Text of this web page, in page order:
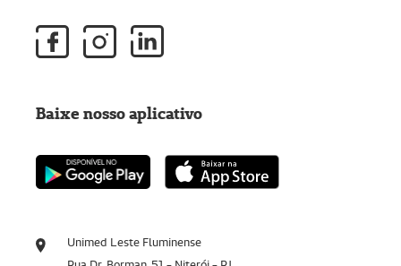
Unimed Leste Fluminense
Baixe nosso aplicativo